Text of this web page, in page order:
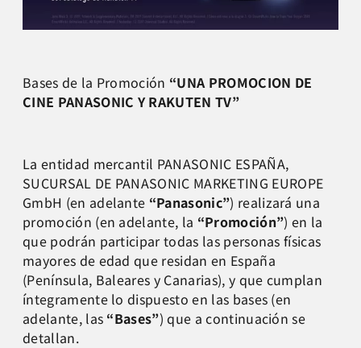
Bases de la Promoción “UNA PROMOCION DE
CINE PANASONIC Y RAKUTEN TV”
La entidad mercantil PANASONIC ESPAÑA,
SUCURSAL DE PANASONIC MARKETING EUROPE
GmbH (en adelante “Panasonic”) realizará una
promoción (en adelante, la “Promoción”) en la
que podrán participar todas las personas físicas
mayores de edad que residan en España
(Península, Baleares y Canarias), y que cumplan
íntegramente lo dispuesto en las bases (en
adelante, las “Bases”) que a continuación se
detallan.